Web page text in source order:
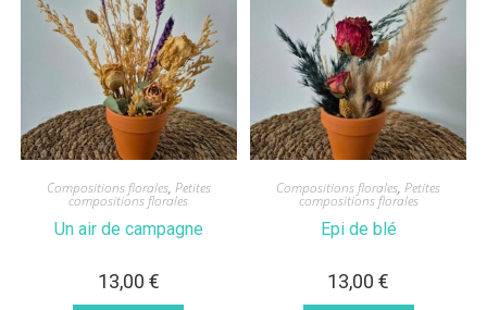
Compositions florales, Petites
compositions florales
Un air de campagne
13,00 €
Compositions florales,Petites
compositions florales
Epi de blé
13,00€